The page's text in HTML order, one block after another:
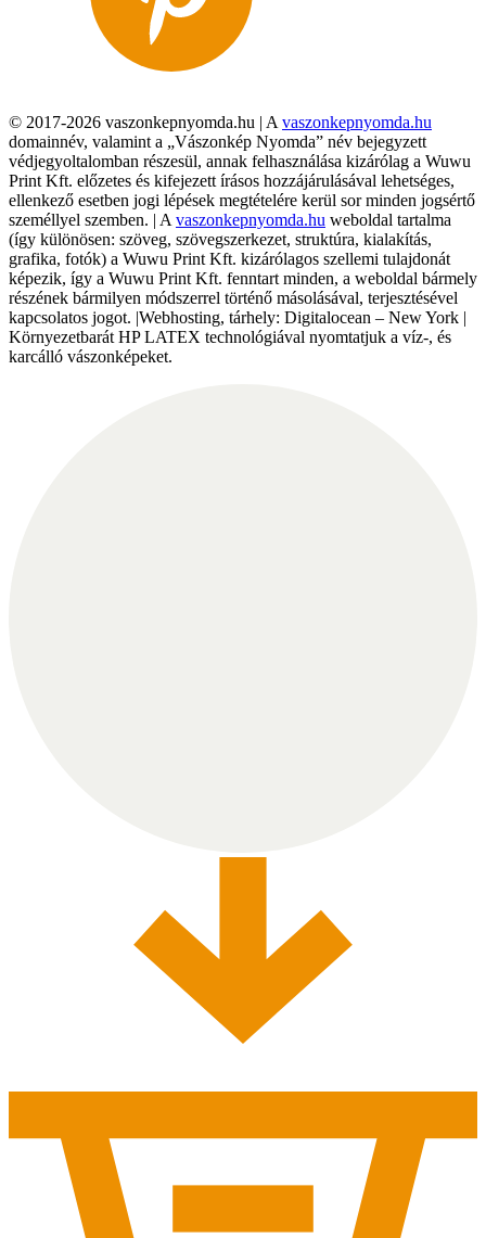
© 2017-2026 vaszonkepnyomda.hu | A vaszonkepnyomda.hu
domainnév, valamint a „Vászonkép Nyomda” név bejegyzett
védjegyoltalomban részesül, annak felhasználása kizárólag a Wuwu
Print Kft. előzetes és kifejezett írásos hozzájárulásával lehetséges,
ellenkező esetben jogi lépések megtételére kerül sor minden jogsértő
személlyel szemben. | A vaszonkepnyomda.hu weboldal tartalma
(így különösen: szöveg, szövegszerkezet, struktúra, kialakítás,
grafika, fotók) a Wuwu Print Kft. kizárólagos szellemi tulajdonát
képezik, így a Wuwu Print Kft. fenntart minden, a weboldal bármely
részének bármilyen módszerrel történő másolásával, terjesztésével
kapcsolatos jogot. |Webhosting, tárhely: Digitalocean – New York |
Környezetbarát HP LATEX technológiával nyomtatjuk a víz-, és
karcálló vászonképeket.